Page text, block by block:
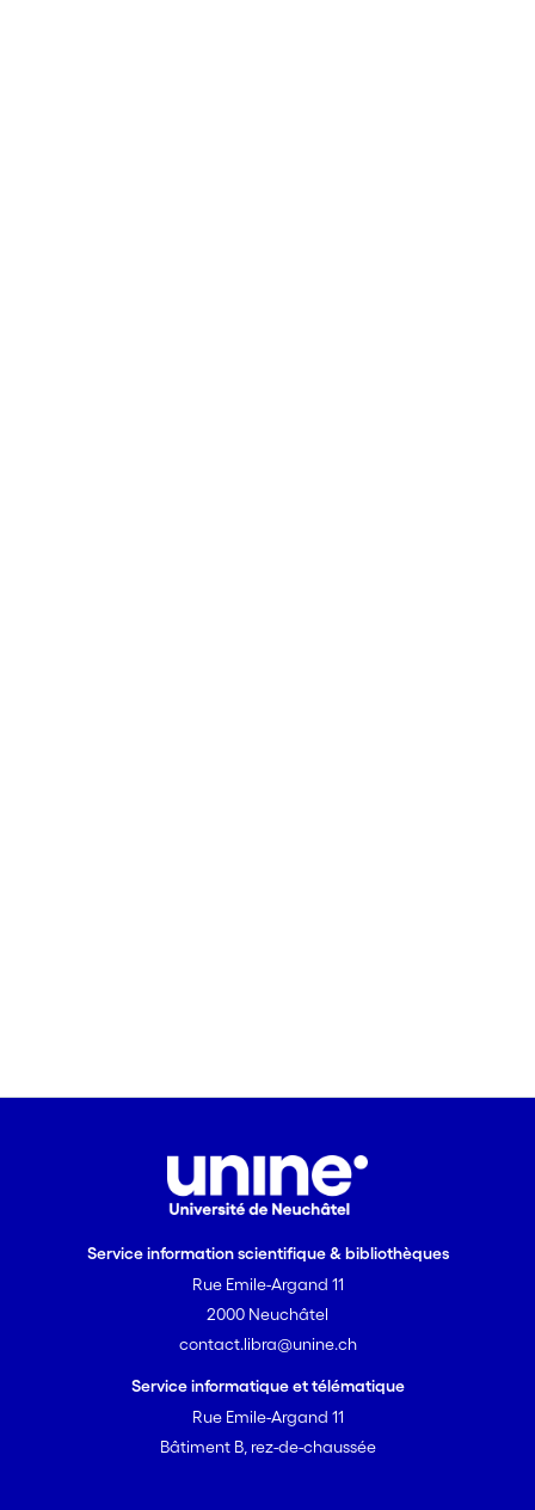
Service information scientifique & bibliothèques
Rue Emile-Argand 11
2000 Neuchâtel
contact.libra@unine.ch
Service informatique et télématique
Rue Emile-Argand 11
Bâtiment B, rez-de-chaussée